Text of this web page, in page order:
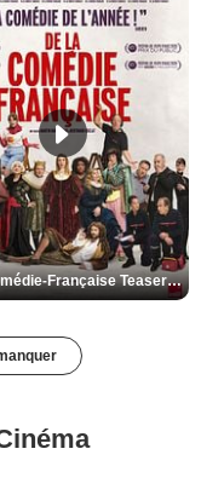
De la Comédie-Française Teaser VF